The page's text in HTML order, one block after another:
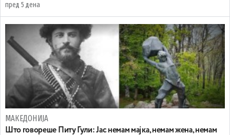
пред 5 дена
МАКЕДОНИЈА
Што говореше Питу Гули: Јас немам мајка, немам жена, немам